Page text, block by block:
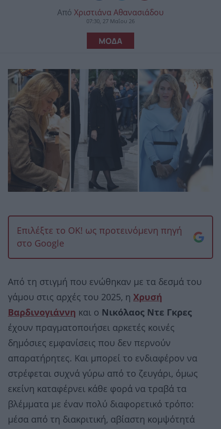
Από Χριστιάνα Αθανασιάδου
07:30, 27 Μαΐου 26
ΜΟΔΑ
Επιλέξτε το OK! ως προτεινόμενη πηγή
στο Google
Από τη στιγμή που ενώθηκαν με τα δεσμά του
γάμου στις αρχές του 2025, η Χρυσή
Βαρδινογιάννη και ο Νικόλαος Ντε Γκρες
έχουν πραγματοποιήσει αρκετές κοινές
δημόσιες εμφανίσεις που δεν περνούν
απαρατήρητες. Και μπορεί το ενδιαφέρον να
στρέφεται συχνά γύρω από το ζευγάρι, όμως
εκείνη καταφέρνει κάθε φορά να τραβά τα
βλέμματα με έναν πολύ διαφορετικό τρόπο:
μέσα από τη διακριτική, αβίαστη κομψότητά